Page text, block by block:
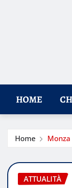
HOME
Home
ATTUALITÀ